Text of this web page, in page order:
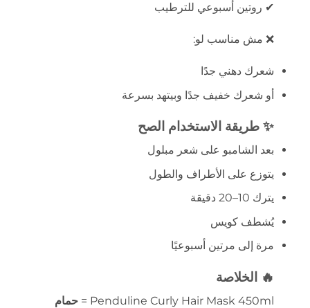
✔ روتين أسبوعي للترطيب
❌ مش مناسب لو:
شعرك دهني جدًا
أو شعرك خفيف جدًا وبيتهد بسرعة
✨ طريقة الاستخدام الصح
بعد الشامبو على شعر مبلول
يتوزع على الأطراف والطول
يترك 10–20 دقيقة
يُشطف كويس
مرة إلى مرتين أسبوعيًا
🔥 الخلاصة
Penduline Curly Hair Mask 450ml =
حمام